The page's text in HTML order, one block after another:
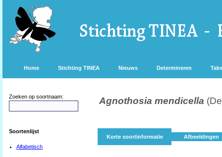
Home Stichting TINEA Nieuws Determineren
Zoeken op soortnaam:
Soortenlijst
Alfabetisch
Agnothosia mendicella
Korte soortinformatie Afbeeldingen